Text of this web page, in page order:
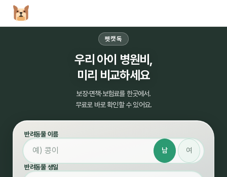
펫캣독
우리 아이 병원비,
미리 비교하세요
보장·면책·보험료를 한곳에서.
무료로 바로 확인할 수 있어요.
반려동물 이름
남 여
반려동물 생일